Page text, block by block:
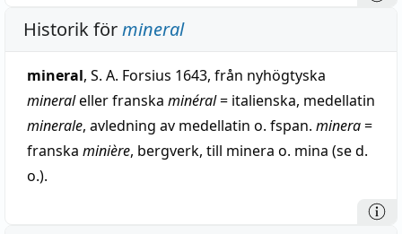
Historik förmineral
mineral, S. A. Forsius 1643, från nyhögtyska
mineraleller franska minéral= italienska, medellatin
minerale, avledning av medellatin o. fspan. minera=
franska minière, bergverk, till minera o. mina (se d.
o.).